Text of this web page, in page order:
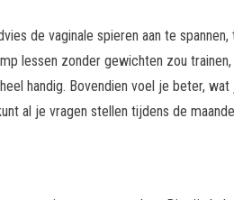
de vaginale spieren aan te spannen,
lessen zonder gewichten zou trainen,
handig. Bovendien voel je beter, wat
al je vragen stellen tijdens de